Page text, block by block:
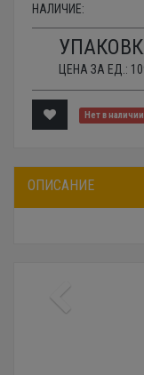
НАЛИЧИЕ:
ЦЕНА ЗА ЕД.:
Нет в наличии
ОПИСАНИЕ